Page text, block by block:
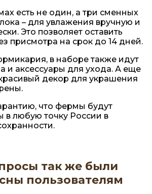
есть не один, а три сменных
– для увлажения вручную и
Это позволяет оставить
присмотра на срок до 14 дней.
в наборе также идут
и аксессуары для ухода. А еще
декор для украшения
что фермы будут
в любую точку России в
так же были
пользователям